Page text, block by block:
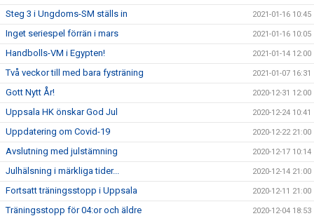
Steg 3 i Ungdoms-SM ställs in 2021-01-16 10:45
Inget seriespel förrän i mars 2021-01-16 10:05
Handbolls-VM i Egypten! 2021-01-14 12:00
Två veckor till med bara fysträning 2021-01-07 16:31
Gott Nytt År! 2020-12-31 12:00
Uppsala HK önskar God Jul 2020-12-24 10:41
Uppdatering om Covid-19 2020-12-22 21:00
Avslutning med julstämning 2020-12-17 10:14
Julhälsning i märkliga tider... 2020-12-14 21:00
Fortsatt träningsstopp i Uppsala 2020-12-11 21:00
Träningsstopp för 04:or och äldre 2020-12-04 18:53